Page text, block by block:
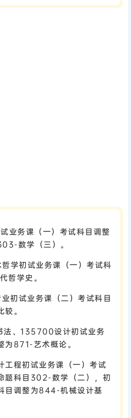
业务课（一）考试科目调整
数学（三）。
学初试业务课（一）考试科
哲学史。
初试业务课（二）考试科目
。
、135700设计初试业务
为871-艺术概论。
程初试业务课（一）考试
题科目302-数学（二），初
目调整为844-机械设计基